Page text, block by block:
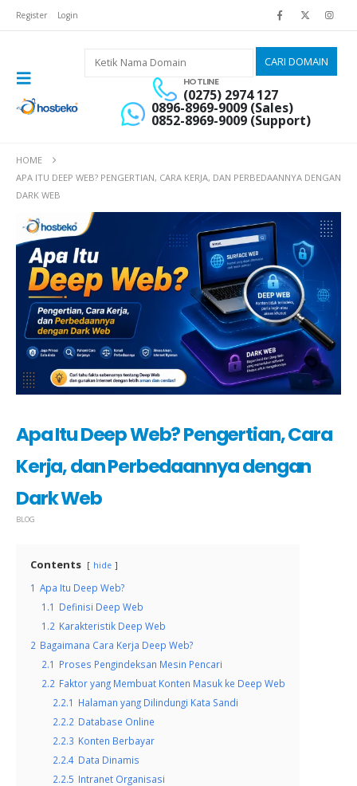
Register Login
HOTLINE
(0275) 2974 127
0896-8969-9009 (Sales)
0852-8969-9009 (Support)
HOME
APA ITU DEEP WEB? PENGERTIAN, CARA KERJA, DAN PERBEDAANNYA DENGAN
DARK WEB
Apa Itu Deep Web? Pengertian, Cara
Kerja, dan Perbedaannya dengan
Dark Web
BLOG
Contents hide
1 Apa Itu Deep Web?
1.1 Definisi Deep Web
1.2 Karakteristik Deep Web
2 Bagaimana Cara Kerja Deep Web?
2.1 Proses Pengindeksan Mesin Pencari
2.2 Faktor yang Membuat Konten Masuk ke Deep Web
2.2.1 Halaman yang Dilindungi Kata Sandi
2.2.2 Database Online
2.2.3 Konten Berbayar
2.2.4 Data Dinamis
2.2.5 Intranet Organisasi